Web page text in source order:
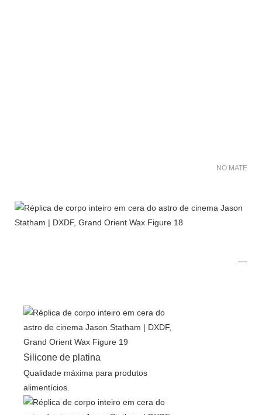
NO MATER
Silicone de platina
Qualidade máxima para produtos
alimentícios.